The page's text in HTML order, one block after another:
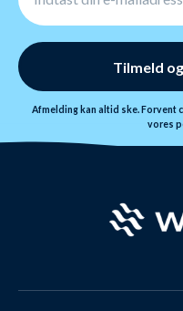
Tilmeld
Afmelding kan altid ske. Forvent
vores